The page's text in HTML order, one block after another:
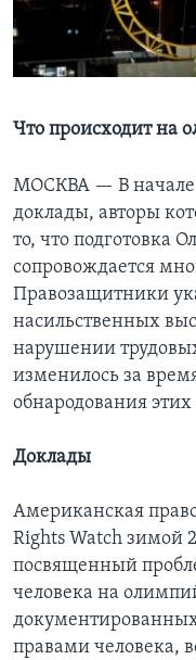
Learning English
Что происходит на
МОСКВА — В
доклады, авторы
то, что подготовка
сопровождается
Правозащитники
насильственных
нарушении
изменилось за
обнародования этих
Доклады
Американская
Rights Watch зимой
посвященный
человека на
правами человека,